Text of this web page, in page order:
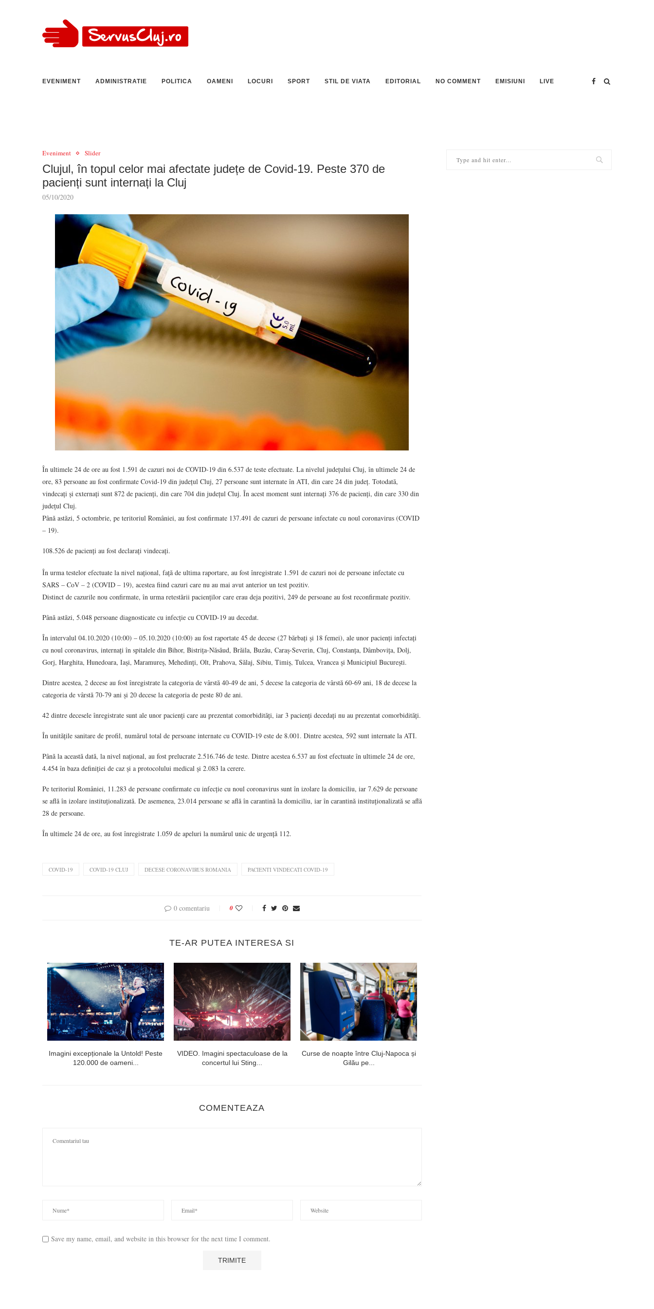
EVENIMENT ADMINISTRATIE POLITICA OAMENI LOCURI SPORT STIL DE VIATA EDITORIAL NO COMMENT EMISIUNI LIVE
Eveniment Slider
Clujul, în topul celor mai afectate județe de Covid-19. Peste 370 de
pacienți sunt internați la Cluj
05/10/2020
În ultimele 24 de ore au fost 1.591 de cazuri noi de COVID-19 din 6.537 de teste efectuate. La nivelul județului Cluj, în ultimele 24 de
ore, 83 persoane au fost confirmate Covid-19 din județul Cluj, 27 persoane sunt internate în ATI, din care 24 din județ. Totodată,
vindecați și externați sunt 872 de pacienți, din care 704 din județul Cluj. În acest moment sunt internați 376 de pacienți, din care 330 din
județul Cluj.
Până astăzi, 5 octombrie, pe teritoriul României, au fost confirmate 137.491 de cazuri de persoane infectate cu noul coronavirus (COVID
– 19).
108.526 de pacienți au fost declarați vindecați.
În urma testelor efectuate la nivel național, față de ultima raportare, au fost înregistrate 1.591 de cazuri noi de persoane infectate cu
SARS – CoV – 2 (COVID – 19), acestea fiind cazuri care nu au mai avut anterior un test pozitiv.
Distinct de cazurile nou confirmate, în urma retestării pacienților care erau deja pozitivi, 249 de persoane au fost reconfirmate pozitiv.
Până astăzi, 5.048 persoane diagnosticate cu infecție cu COVID-19 au decedat.
În intervalul 04.10.2020 (10:00) – 05.10.2020 (10:00) au fost raportate 45 de decese (27 bărbați și 18 femei), ale unor pacienți infectați
cu noul coronavirus, internați în spitalele din Bihor, Bistrița-Năsăud, Brăila, Buzău, Caraș-Severin, Cluj, Constanța, Dâmbovița, Dolj,
Gorj, Harghita, Hunedoara, Iași, Maramureș, Mehedinți, Olt, Prahova, Sălaj, Sibiu, Timiș, Tulcea, Vrancea și Municipiul București.
Dintre acestea, 2 decese au fost înregistrate la categoria de vârstă 40-49 de ani, 5 decese la categoria de vârstă 60-69 ani, 18 de decese la
categoria de vârstă 70-79 ani și 20 decese la categoria de peste 80 de ani.
42 dintre decesele înregistrate sunt ale unor pacienți care au prezentat comorbidități, iar 3 pacienți decedați nu au prezentat comorbidități.
În unitățile sanitare de profil, numărul total de persoane internate cu COVID-19 este de 8.001. Dintre acestea, 592 sunt internate la ATI.
Până la această dată, la nivel național, au fost prelucrate 2.516.746 de teste. Dintre acestea 6.537 au fost efectuate în ultimele 24 de ore,
4.454 în baza definiției de caz și a protocolului medical și 2.083 la cerere.
Pe teritoriul României, 11.283 de persoane confirmate cu infecție cu noul coronavirus sunt în izolare la domiciliu, iar 7.629 de persoane
se află în izolare instituționalizată. De asemenea, 23.014 persoane se află în carantină la domiciliu, iar în carantină instituționalizată se află
28 de persoane.
În ultimele 24 de ore, au fost înregistrate 1.059 de apeluri la numărul unic de urgență 112.
COVID-19 COVID-19 CLUJ DECESE CORONAVIRUS ROMANIA PACIENTI VINDECATI COVID-19
0 comentariu 0
TE-AR PUTEA INTERESA SI
Imagini excepționale la Untold! Peste
120.000 de oameni...
VIDEO. Imagini spectaculoase de la
concertul lui Sting...
Curse de noapte între Cluj-Napoca și
Gilău pe...
COMENTEAZA
Save my name, email, and website in this browser for the next time I comment.